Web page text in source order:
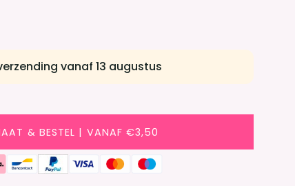
vanaf 13 augustus
& BESTEL | VANAF €3,50